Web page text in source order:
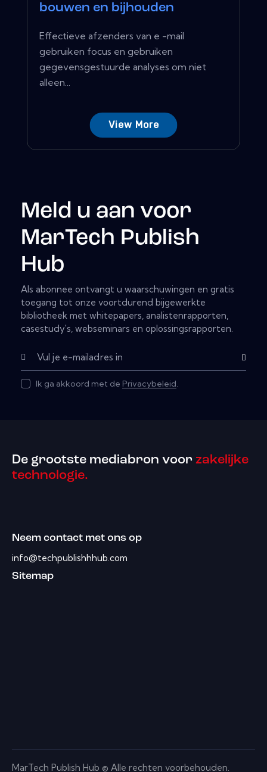
bouwen en bijhouden
Effectieve afzenders van e -mail
gebruiken focus en gebruiken
gegevensgestuurde analyses om niet
alleen...
View More
Meld u aan voor
MarTech Publish
Hub
Als abonnee ontvangt u waarschuwingen en gratis
toegang tot onze voortdurend bijgewerkte
bibliotheek met whitepapers, analistenrapporten,
casestudy's, webseminars en oplossingsrapporten.
Subscribe
Ik ga akkoord met de Privacybeleid.
De grootste mediabron voor zakelijke
technologie.
Neem contact met ons op
info@techpublishhhub.com
Sitemap
MarTech Publish Hub © Alle rechten voorbehouden.